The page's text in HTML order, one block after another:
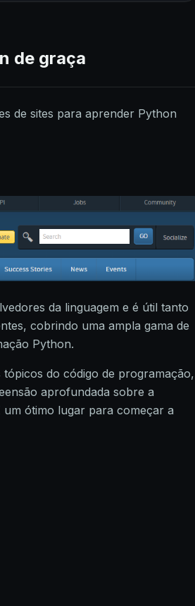
de graça
de sites para aprender Python
da linguagem e é útil tanto
cobrindo uma ampla gama de
Python.
do código de programação,
aprofundada sobre a
ótimo lugar para começar a